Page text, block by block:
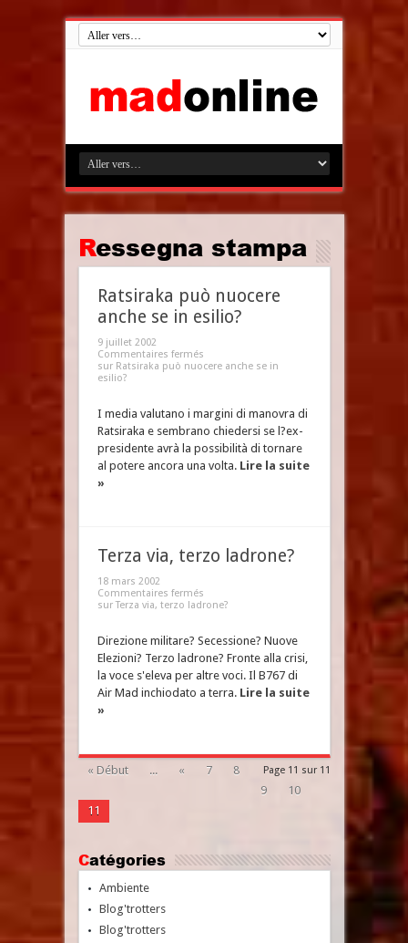
Ressegna stampa
Ratsiraka può nuocere
anche se in esilio?
9 juillet 2002
Commentaires fermés
sur Ratsiraka può nuocere anche se in
esilio?
I media valutano i margini di manovra di
Ratsiraka e sembrano chiedersi se l?ex-
presidente avrà la possibilità di tornare
al potere ancora una volta. Lire la suite
»
Terza via, terzo ladrone?
18 mars 2002
Commentaires fermés
sur Terza via, terzo ladrone?
Direzione militare? Secessione? Nuove
Elezioni? Terzo ladrone? Fronte alla crisi,
la voce s'eleva per altre voci. Il B767 di
Air Mad inchiodato a terra. Lire la suite
»
Page 11 sur 11
« Début ... « 7
8
9
10
11
Catégories
Ambiente
Blog'trotters
Blog'trotters